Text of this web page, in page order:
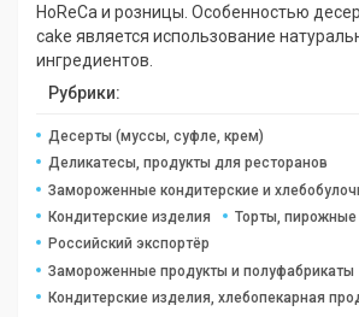
HoReCa и розницы. Особенностью
cake является использование
ингредиентов.
Рубрики:
Десерты (муссы, суфле, крем)
Деликатесы, продукты для ресторанов
Замороженные кондитерские и
Кондитерские изделия
Торты, пирожные
Российский экспортёр
Замороженные продукты и полуфабрикаты
Кондитерские изделия, хлебопекарная